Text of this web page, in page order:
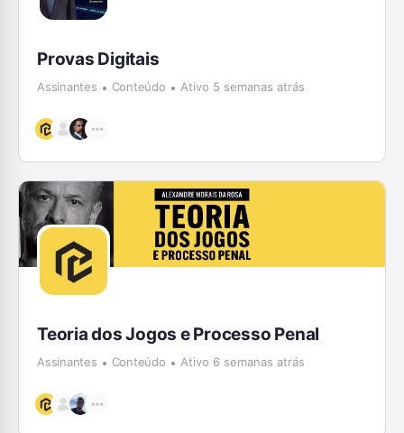
Provas Digitais
Assinantes Conteúdo Ativo 5 semanas atrás
Teoria dos Jogos e Processo Penal
Assinantes Conteúdo Ativo 6 semanas atrás